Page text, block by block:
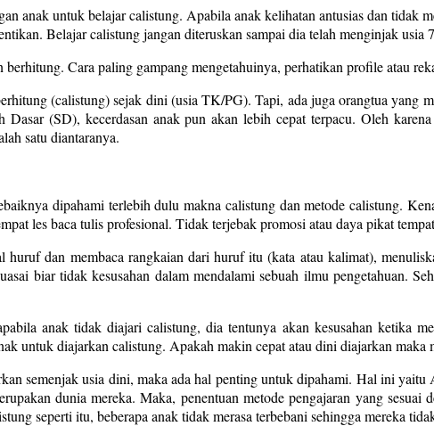
anak untuk belajar calistung. Apabila anak kelihatan antusias dan tidak
Belajar calistung jangan diteruskan sampai dia telah menginjak usia
Cara paling gampang mengetahuinya, perhatikan profile atau
(calistung) sejak dini (usia TK/PG). Tapi, ada juga orangtua yang
(SD), kecerdasan anak pun akan lebih cepat terpacu. Oleh
satu diantaranya.
dipahami terlebih dulu makna calistung dan metode calistung.
les baca tulis profesional. Tidak terjebak promosi atau daya pikat
huruf dan membaca rangkaian dari huruf itu (kata atau kalimat),
biar tidak kesusahan dalam mendalami sebuah ilmu pengetahuan.
anak tidak diajari calistung, dia tentunya akan kesusahan ketika
untuk diajarkan calistung. Apakah makin cepat atau dini diajarkan maka
semenjak usia dini, maka ada hal penting untuk dipahami. Hal ini
dunia mereka. Maka, penentuan metode pengajaran yang sesuai
seperti itu, beberapa anak tidak merasa terbebani sehingga mereka